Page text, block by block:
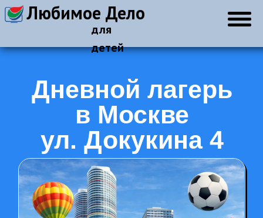
Любимое Дело
для
детей
в Москве
ул. Докукина 4